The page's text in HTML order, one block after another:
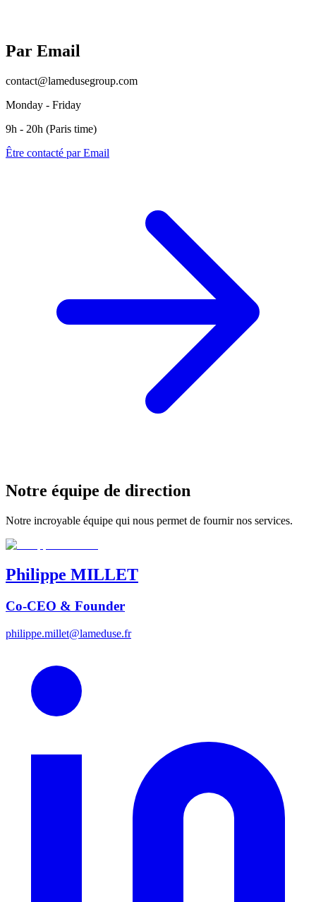
Par Email
contact@lamedusegroup.com
Monday - Friday
9h - 20h (Paris time)
Être contacté par Email
Notre équipe de direction
Notre incroyable équipe qui nous permet de fournir nos services.
Philippe MILLET
Co-CEO & Founder
philippe.millet@lameduse.fr